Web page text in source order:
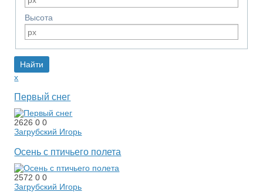
Высота
x
Первый снег
262600
Загрубский Игорь
Осень с птичьего полета
257200
Загрубский Игорь